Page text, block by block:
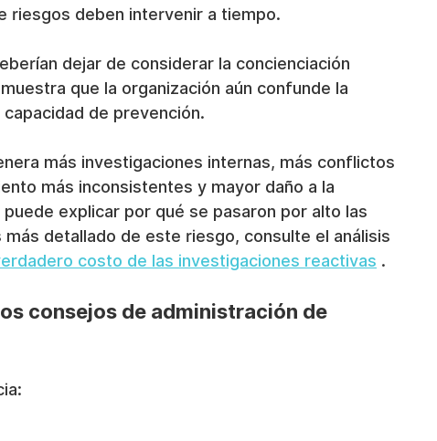
riesgos deben intervenir a tiempo.
dejar de considerar la concienciación
que la organización aún confunde la
de prevención.
más investigaciones internas, más conflictos
más inconsistentes y mayor daño a la
explicar por qué se pasaron por alto las
más detallado de este riesgo, consulte el análisis
costo de las investigaciones reactivas .
consejos de administración de